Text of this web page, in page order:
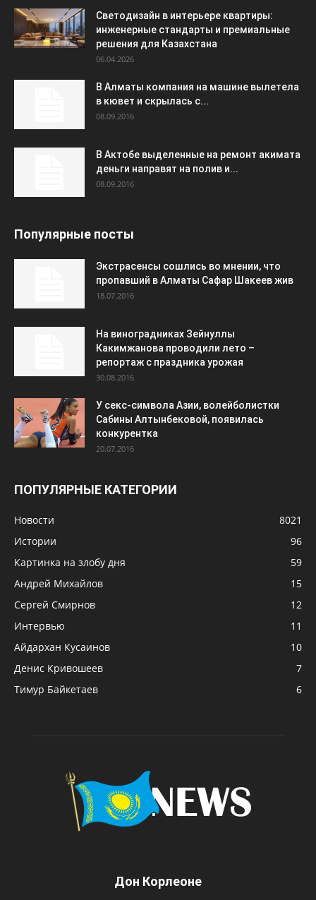
Светодизайн в интерьере квартиры:
инженерные стандарты и премиальные
решения для Казахстана
06.04.2026
В Алматы компания на машине вылетела
в кювет и скрылась с...
08.09.2016
В Актобе выделенные на ремонт акимата
деньги направят на полив и...
08.09.2016
Популярные посты
Экстрасенсы сошлись во мнении, что
пропавший в Алматы Сафар Шакеев жив
18.07.2016
На виноградниках Зейнуллы
Какимжанова проводили лето –
репортаж с праздника урожая
30.08.2016
У секс-символа Азии, волейболистки
Сабины Алтынбековой, появилась
конкурентка
20.07.2016
ПОПУЛЯРНЫЕ КАТЕГОРИИ
Новости
8021
Истории
96
Картинка на злобу дня
59
Андрей Михайлов
15
Сергей Смирнов
12
Интервью
11
Айдархан Кусаинов
10
Денис Кривошеев
7
Тимур Байкетаев
6
Дон Корлеоне